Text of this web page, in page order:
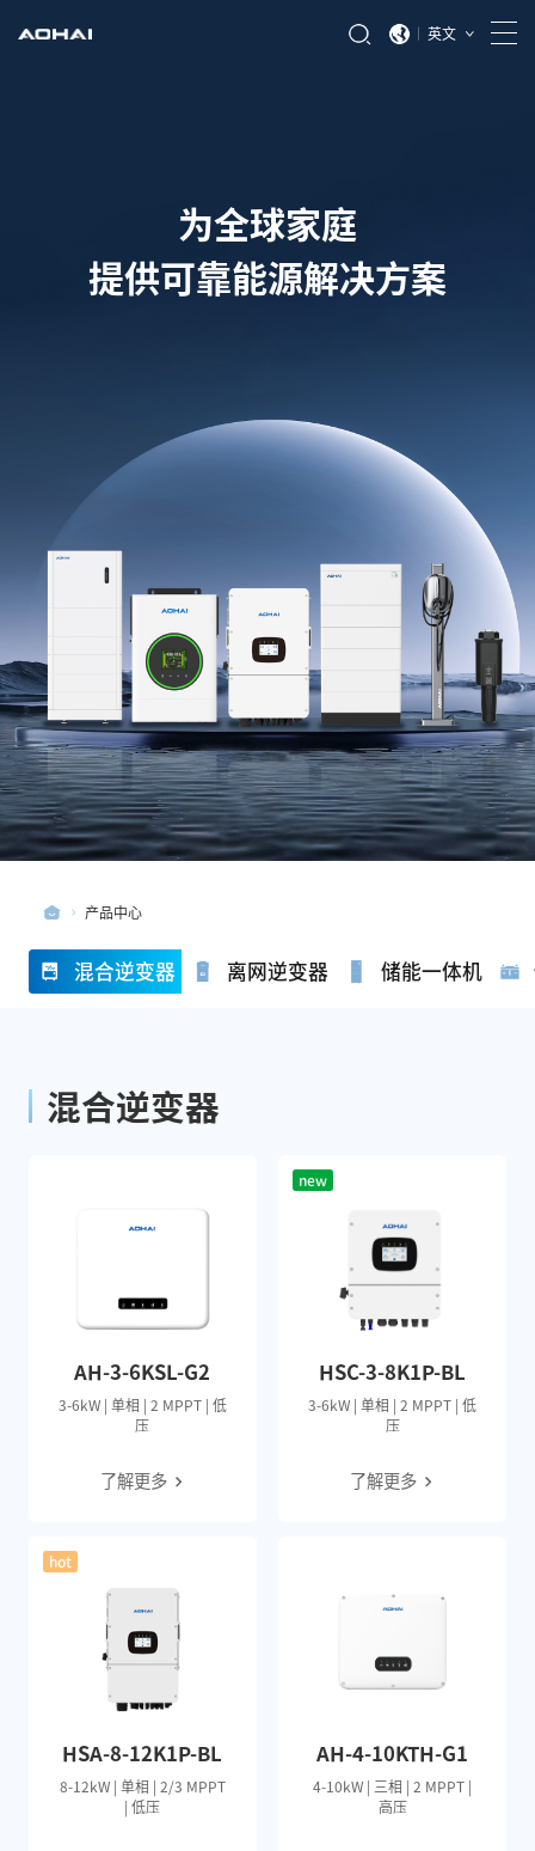
英文
为全球家庭
提供可靠能源解决方案
产品中心
混合逆变器 离网逆变器 储能一体机
混合逆变器
AH-3-6KSL-G2
3-6kW | 单相 | 2 MPPT | 低
压
了解更多
new
HSC-3-8K1P-BL
3-6kW | 单相 | 2 MPPT | 低
压
了解更多
hot
HSA-8-12K1P-BL
8-12kW | 单相 | 2/3 MPPT
| 低压
AH-4-10KTH-G1
4-10kW | 三相 | 2 MPPT |
高压